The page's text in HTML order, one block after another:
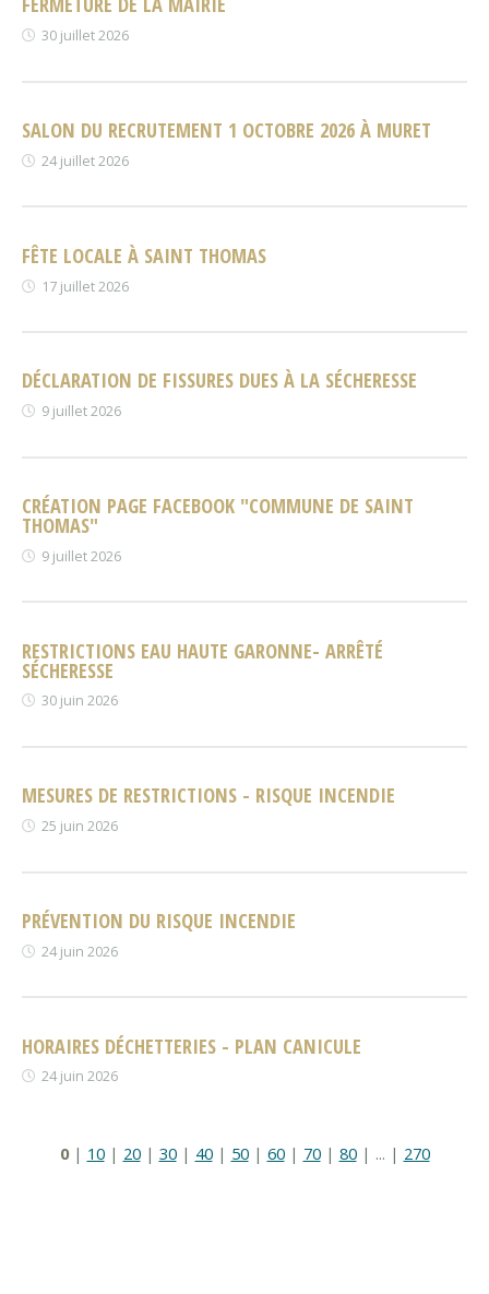
30 juillet 2026
SALON DU RECRUTEMENT 1 OCTOBRE 2026 À MURET
24 juillet 2026
FÊTE LOCALE À SAINT THOMAS
17 juillet 2026
DÉCLARATION DE FISSURES DUES À LA SÉCHERESSE
9 juillet 2026
CRÉATION PAGE FACEBOOK "COMMUNE DE SAINT
THOMAS"
9 juillet 2026
RESTRICTIONS EAU HAUTE GARONNE- ARRÊTÉ
SÉCHERESSE
30 juin 2026
MESURES DE RESTRICTIONS - RISQUE INCENDIE
25 juin 2026
PRÉVENTION DU RISQUE INCENDIE
24 juin 2026
HORAIRES DÉCHETTERIES - PLAN CANICULE
24 juin 2026
0| 10| 20| 30| 40| 50| 60| 70| 80| ... | 270